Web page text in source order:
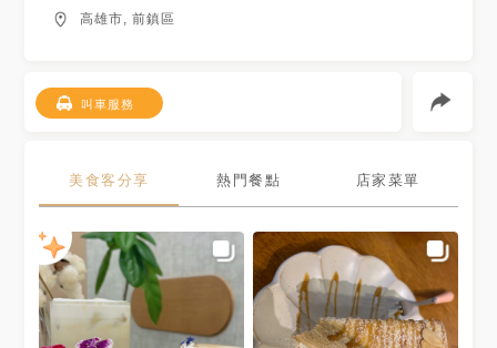
高雄市, 前鎮區
叫車服務
美食客分享 熱門餐點 店家菜單